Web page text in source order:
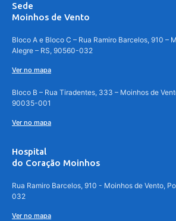
Sede
Moinhos de Vento
Bloco A e Bloco C – Rua Ramiro Barcelos, 910 –
Alegre – RS, 90560-032
Ver no mapa
Bloco B – Rua Tiradentes, 333 – Moinhos de
90035-001
Ver no mapa
Hospital
do Coração Moinhos
Rua Ramiro Barcelos, 910 - Moinhos de Vento,
032
Ver no mapa